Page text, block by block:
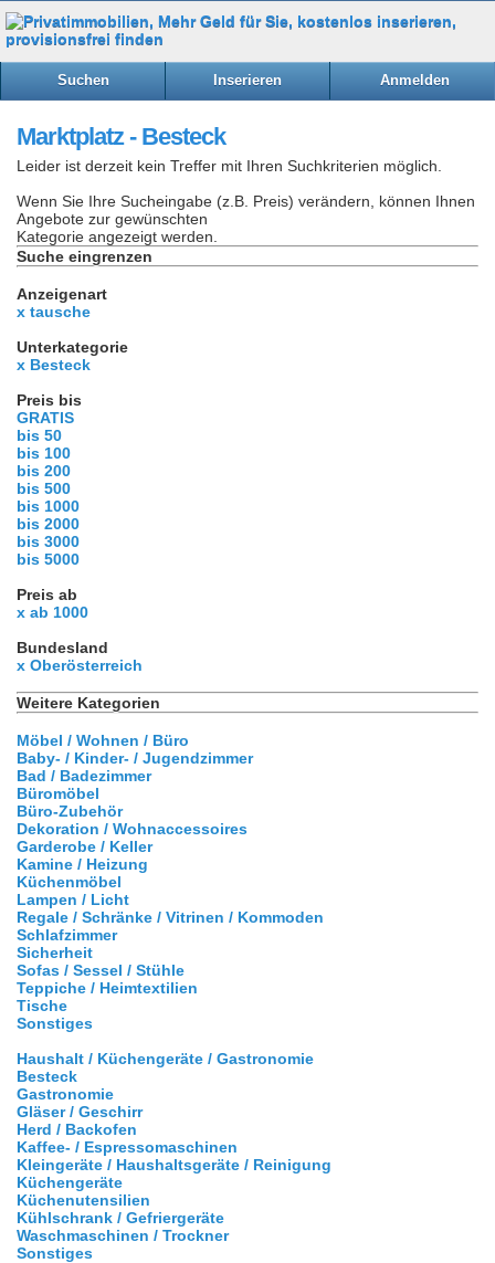
Suchen Inserieren Anmelden
Marktplatz - Besteck
Leider ist derzeit kein Treffer mit Ihren Suchkriterien möglich.
Wenn Sie Ihre Sucheingabe (z.B. Preis) verändern, können Ihnen
Angebote zur gewünschten
Kategorie angezeigt werden.
Suche eingrenzen
Anzeigenart
x tausche
Unterkategorie
x Besteck
Preis bis
GRATIS
bis 50
bis 100
bis 200
bis 500
bis 1000
bis 2000
bis 3000
bis 5000
Preis ab
x ab 1000
Bundesland
x Oberösterreich
Weitere Kategorien
Möbel / Wohnen / Büro
Baby- / Kinder- / Jugendzimmer
Bad / Badezimmer
Büromöbel
Büro-Zubehör
Dekoration / Wohnaccessoires
Garderobe / Keller
Kamine / Heizung
Küchenmöbel
Lampen / Licht
Regale / Schränke / Vitrinen / Kommoden
Schlafzimmer
Sicherheit
Sofas / Sessel / Stühle
Teppiche / Heimtextilien
Tische
Sonstiges
Haushalt / Küchengeräte / Gastronomie
Besteck
Gastronomie
Gläser / Geschirr
Herd / Backofen
Kaffee- / Espressomaschinen
Kleingeräte / Haushaltsgeräte / Reinigung
Küchengeräte
Küchenutensilien
Kühlschrank / Gefriergeräte
Waschmaschinen / Trockner
Sonstiges